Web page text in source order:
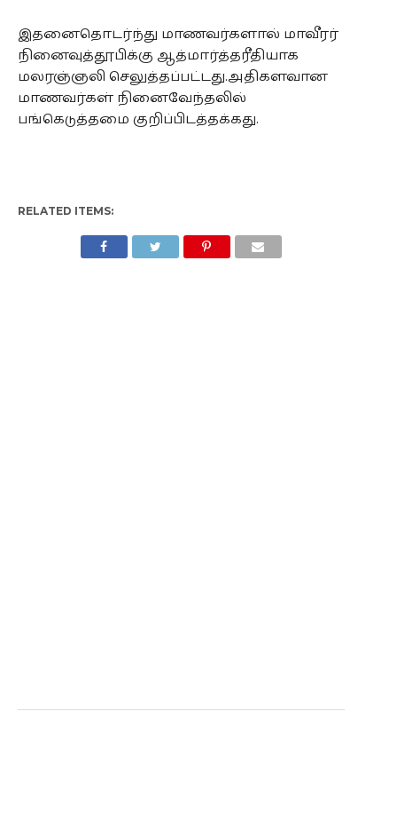
இதனைதொடர்ந்து மாணவர்களால் மாவீரர்
நினைவுத்தூபிக்கு ஆத்மார்த்தரீதியாக
மலரஞ்ஞலி செலுத்தப்பட்டது.அதிகளவான
மாணவர்கள் நினைவேந்தலில்
பங்கெடுத்தமை குறிப்பிடத்தக்கது.
RELATED ITEMS: